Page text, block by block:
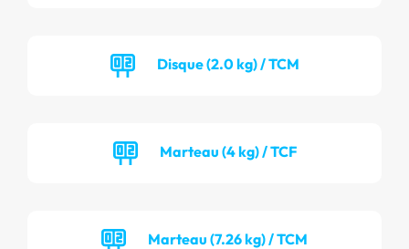
Disque (2.0 kg) / TCM
Marteau (4 kg) / TCF
Marteau (7.26 kg) / TCM